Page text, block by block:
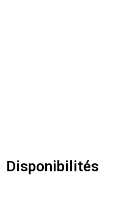
Disponibilités